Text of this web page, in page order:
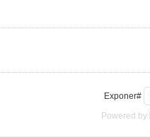
Exponer#
Powered by